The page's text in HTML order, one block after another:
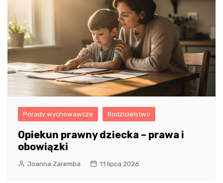
Porady wychowawcze Rodzicielstwo
Opiekun prawny dziecka – prawa i
obowiązki
Joanna Zaremba 11 lipca 2026